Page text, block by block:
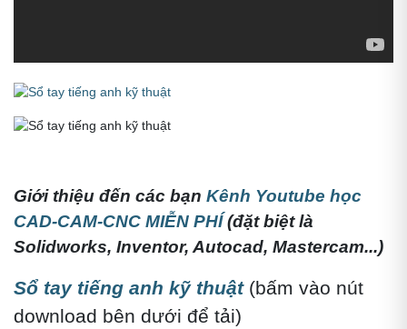
Giới thiệu đến các bạn Kênh Youtube học
CAD-CAM-CNC MIỄN PHÍ(đặt biệt là
Solidworks, Inventor, Autocad, Mastercam...)
Sổ tay tiếng anh kỹ thuật(bấm vào nút
download bên dưới để tải)